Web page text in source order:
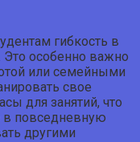
гибкость в
особенно важно
или семейными
свое
для занятий, что
в повседневную
другими